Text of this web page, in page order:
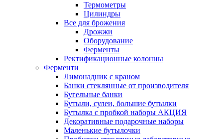
Термометры
Цилиндры
Все для брожения
Дрожжи
Оборудование
Ферменты
Ректификационные колонны
Ферменти
Лимонадник с краном
Банки стеклянные от производителя
Бугельные банки
Бутыли, сулеи, большие бутылки
Бутылка с пробкой наборы АКЦИЯ
Декоративные подарочные наборы
Маленькие бутылочки